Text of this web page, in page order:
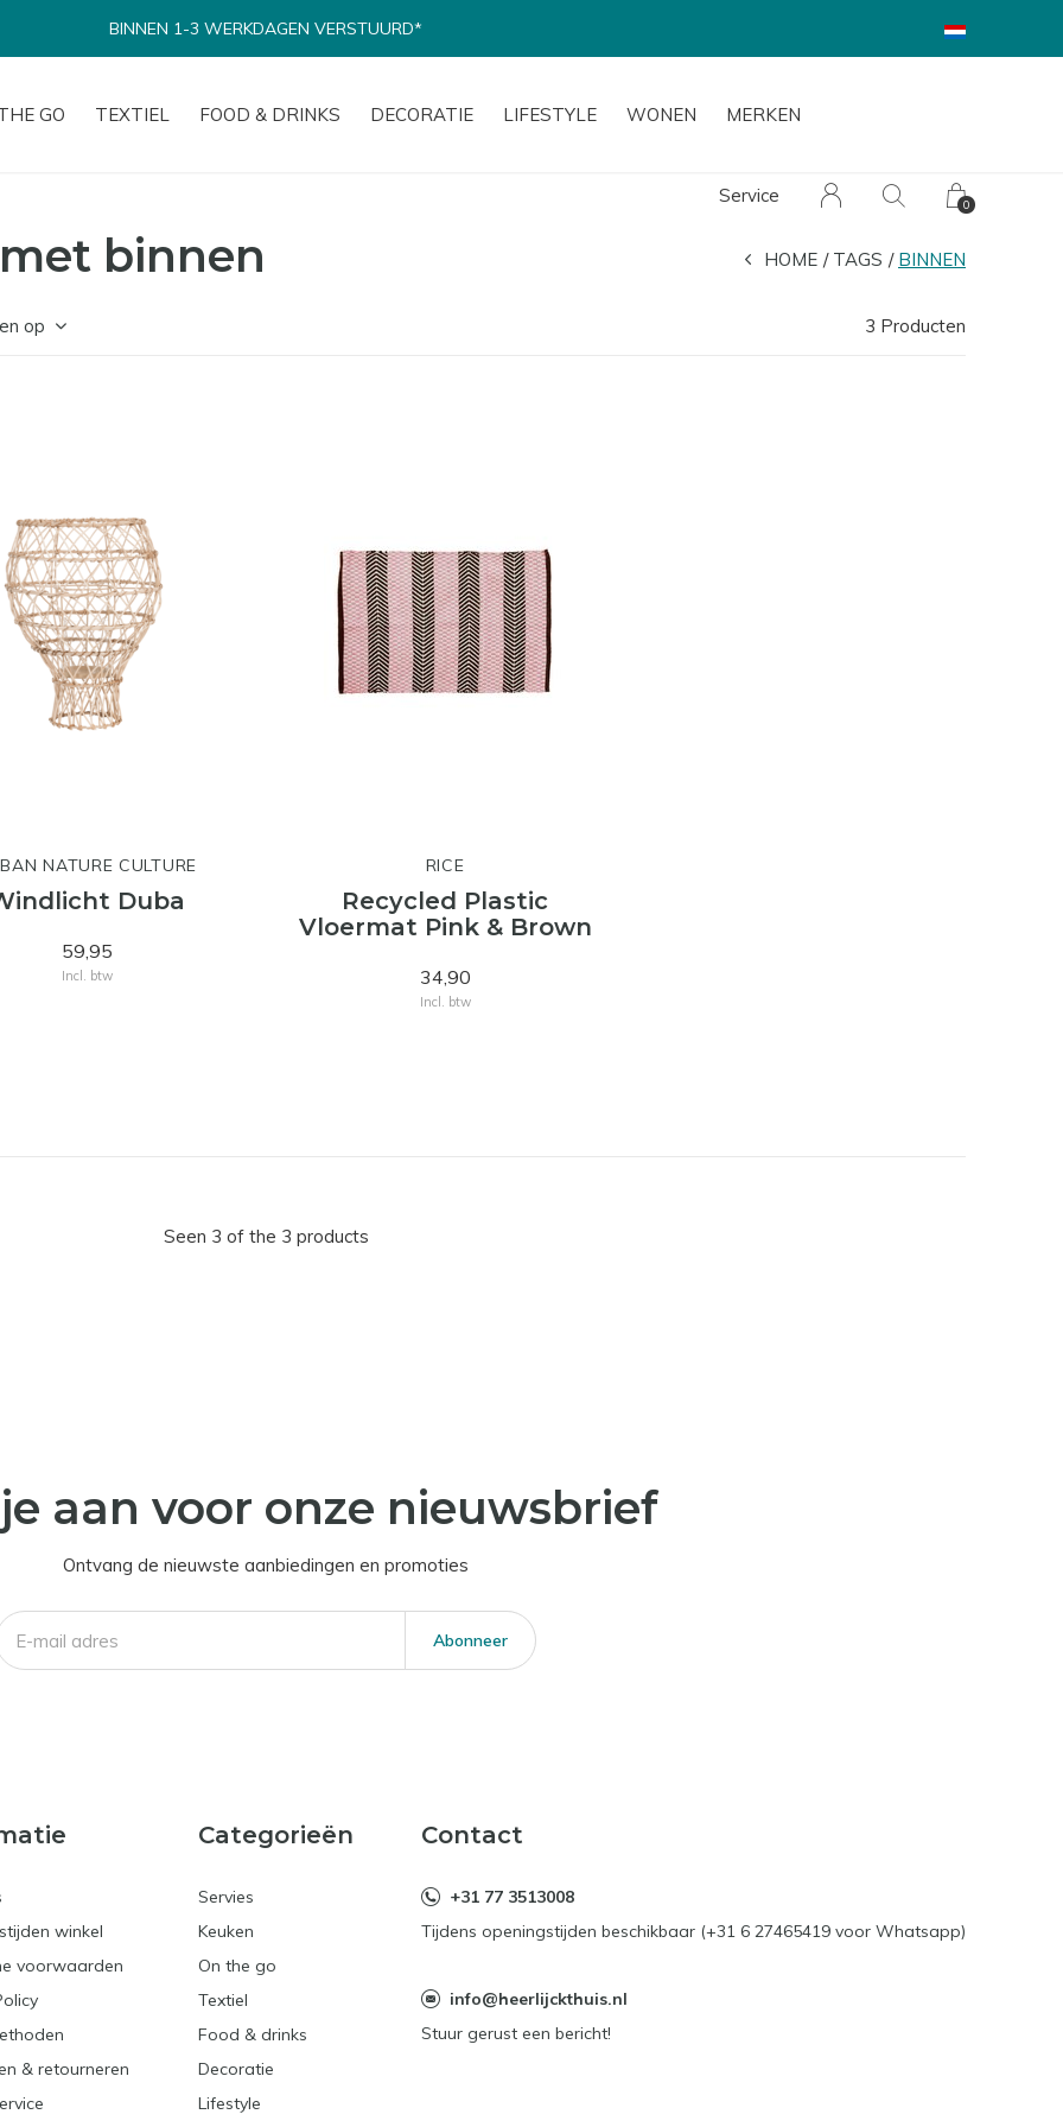
GO TEXTIEL FOOD & DRINKS DECORATIE LIFESTYLE WONEN MERKEN
Service 0
BINNEN 1-3 WERKDAGEN VERSTUURD*
binnen HOME TAGS BINNEN
op 3 Producten
NATURE CULTURE
Duba
59,95
Incl. btw
RICE
Recycled Plastic
Vloermat Pink & Brown
34,90
Incl. btw
Seen 3 of the 3 products
aan voor onze nieuwsbrief
Ontvang de nieuwste aanbiedingen en promoties
Abonneer
winkel
voorwaarden
& retourneren
Categorieën
Servies
Keuken
On the go
Textiel
Food & drinks
Decoratie
Lifestyle
Contact
+31 77 3513008
Tijdens openingstijden beschikbaar (+31 6 27465419 voor Whatsapp)
info@heerlijckthuis.nl
Stuur gerust een bericht!